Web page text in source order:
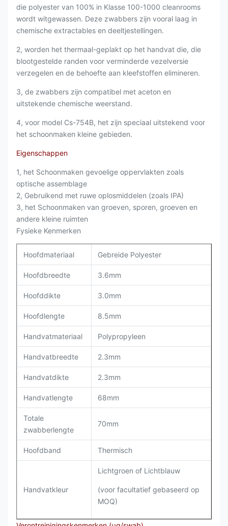
die polyester van 100% in Klasse 100-1000 cleanrooms
wordt witgewassen. Deze zwabbers zijn vooral laag in
chemische extractables en deeltjestellingen.
2, worden het thermaal-geplakt op het handvat die, die
blootgestelde randen voor verminderde vezelversie
verzegelen en de behoefte aan kleefstoffen elimineren.
3, de zwabbers zijn compatibel met aceton en
uitstekende chemische weerstand.
4, voor model Cs-754B, het zijn speciaal uitstekend voor
het schoonmaken kleine gebieden.
Eigenschappen
1, het Schoonmaken gevoelige oppervlakten zoals
optische assemblage
2, Gebruikend met ruwe oplosmiddelen (zoals IPA)
3, het Schoonmaken van groeven, sporen, groeven en
andere kleine ruimten
Fysieke Kenmerken
Hoofdmateriaal Gebreide Polyester
Hoofdbreedte 3.6mm
Hoofddikte 3.0mm
Hoofdlengte 8.5mm
Handvatmateriaal Polypropyleen
Handvatbreedte 2.3mm
Handvatdikte 2.3mm
Handvatlengte 68mm
Totale
zwabberlengte
70mm
Hoofdband Thermisch
Handvatkleur
Lichtgroen of Lichtblauw
(voor facultatief gebaseerd op
MOQ)